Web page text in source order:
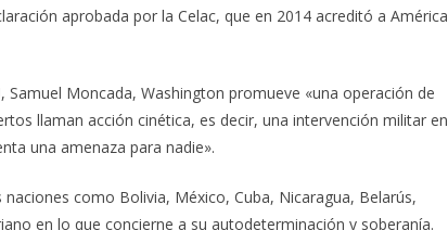
aprobada por la Celac, que en 2014 acreditó a América
Moncada, Washington promueve «una operación de
llaman acción cinética, es decir, una intervención militar en
una amenaza para nadie».
como Bolivia, México, Cuba, Nicaragua, Belarús,
en lo que concierne a su autodeterminación y soberanía.